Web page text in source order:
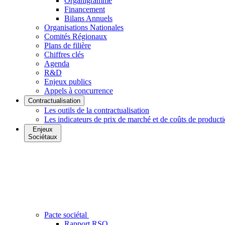
Financement
Bilans Annuels
Organisations Nationales
Comités Régionaux
Plans de filière
Chiffres clés
Agenda
R&D
Enjeux publics
Appels à concurrence
Contractualisation
Les outils de la contractualisation
Les indicateurs de prix de marché et de coûts de
Enjeux
Sociétaux
Pacte sociétal